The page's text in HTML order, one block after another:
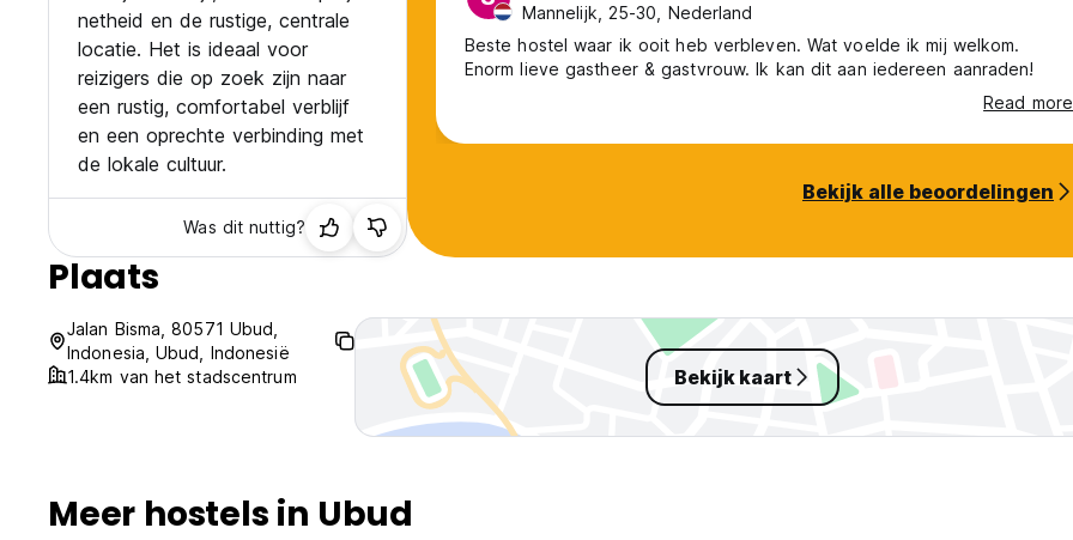
netheid en de rustige, centrale
locatie. Het is ideaal voor
reizigers die op zoek zijn naar
een rustig, comfortabel verblijf
en een oprechte verbinding met
de lokale cultuur.
Was dit nuttig?
Mannelijk, 25-30, Nederland
Beste hostel waar ik ooit heb verbleven. Wat voelde ik mij welkom.
Enorm lieve gastheer & gastvrouw. Ik kan dit aan iedereen aanraden!
Read more
Bekijk alle beoordelingen
Plaats
Jalan Bisma, 80571 Ubud,
Indonesia, Ubud, Indonesië
1.4km van het stadscentrum
Bekijk kaart
Meer hostels in Ubud